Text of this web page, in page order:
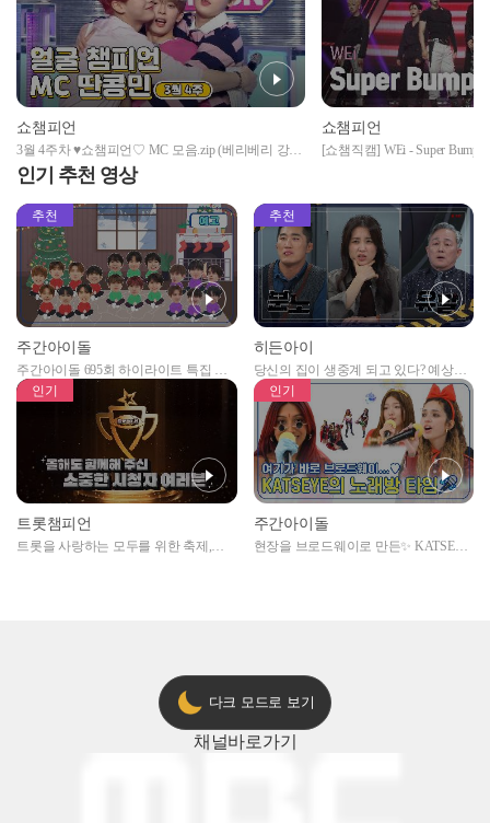
쇼챔피언
3월 4주차 ♥쇼챔피언♡ MC 모음.zip (베리베리 강
민, 아스트로 문빈&산하) | Show Champion | EP.427
쇼챔피언
[쇼챔직캠] WEi - Super
인기 추천 영상
추천
주간아이돌
주간아이돌 695회 하이라이트 특집 남
자아이돌편 예고
추천
히든아이
당신의 집이 생중계 되고 있다? 예상치
못한 곳에서 일어나는 불법촬영 범죄!
인기
트롯챔피언
트롯을 사랑하는 모두를 위한 축제,
인기
주간아이돌
현장을 브로드웨이로 만든✨ KATSEYE
다크 모드로 보기
채널바로가기